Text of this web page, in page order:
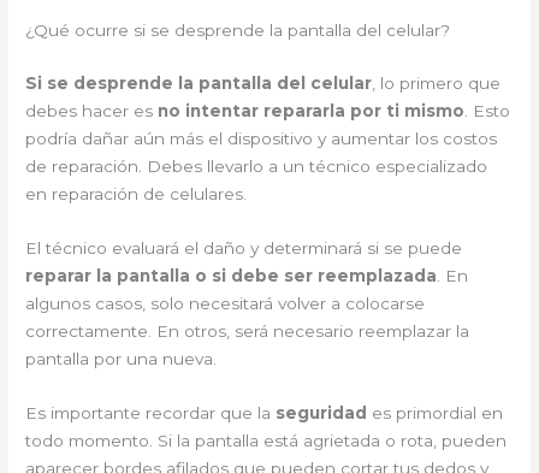
¿Qué ocurre si se desprende la pantalla del celular?
Si se desprende la pantalla del celular, lo primero que
debes hacer es no intentar repararla por ti mismo. Esto
podría dañar aún más el dispositivo y aumentar los costos
de reparación. Debes llevarlo a un técnico especializado
en reparación de celulares.
El técnico evaluará el daño y determinará si se puede
reparar la pantalla o si debe ser reemplazada. En
algunos casos, solo necesitará volver a colocarse
correctamente. En otros, será necesario reemplazar la
pantalla por una nueva.
Es importante recordar que la seguridad es primordial en
todo momento. Si la pantalla está agrietada o rota, pueden
aparecer bordes afilados que pueden cortar tus dedos y